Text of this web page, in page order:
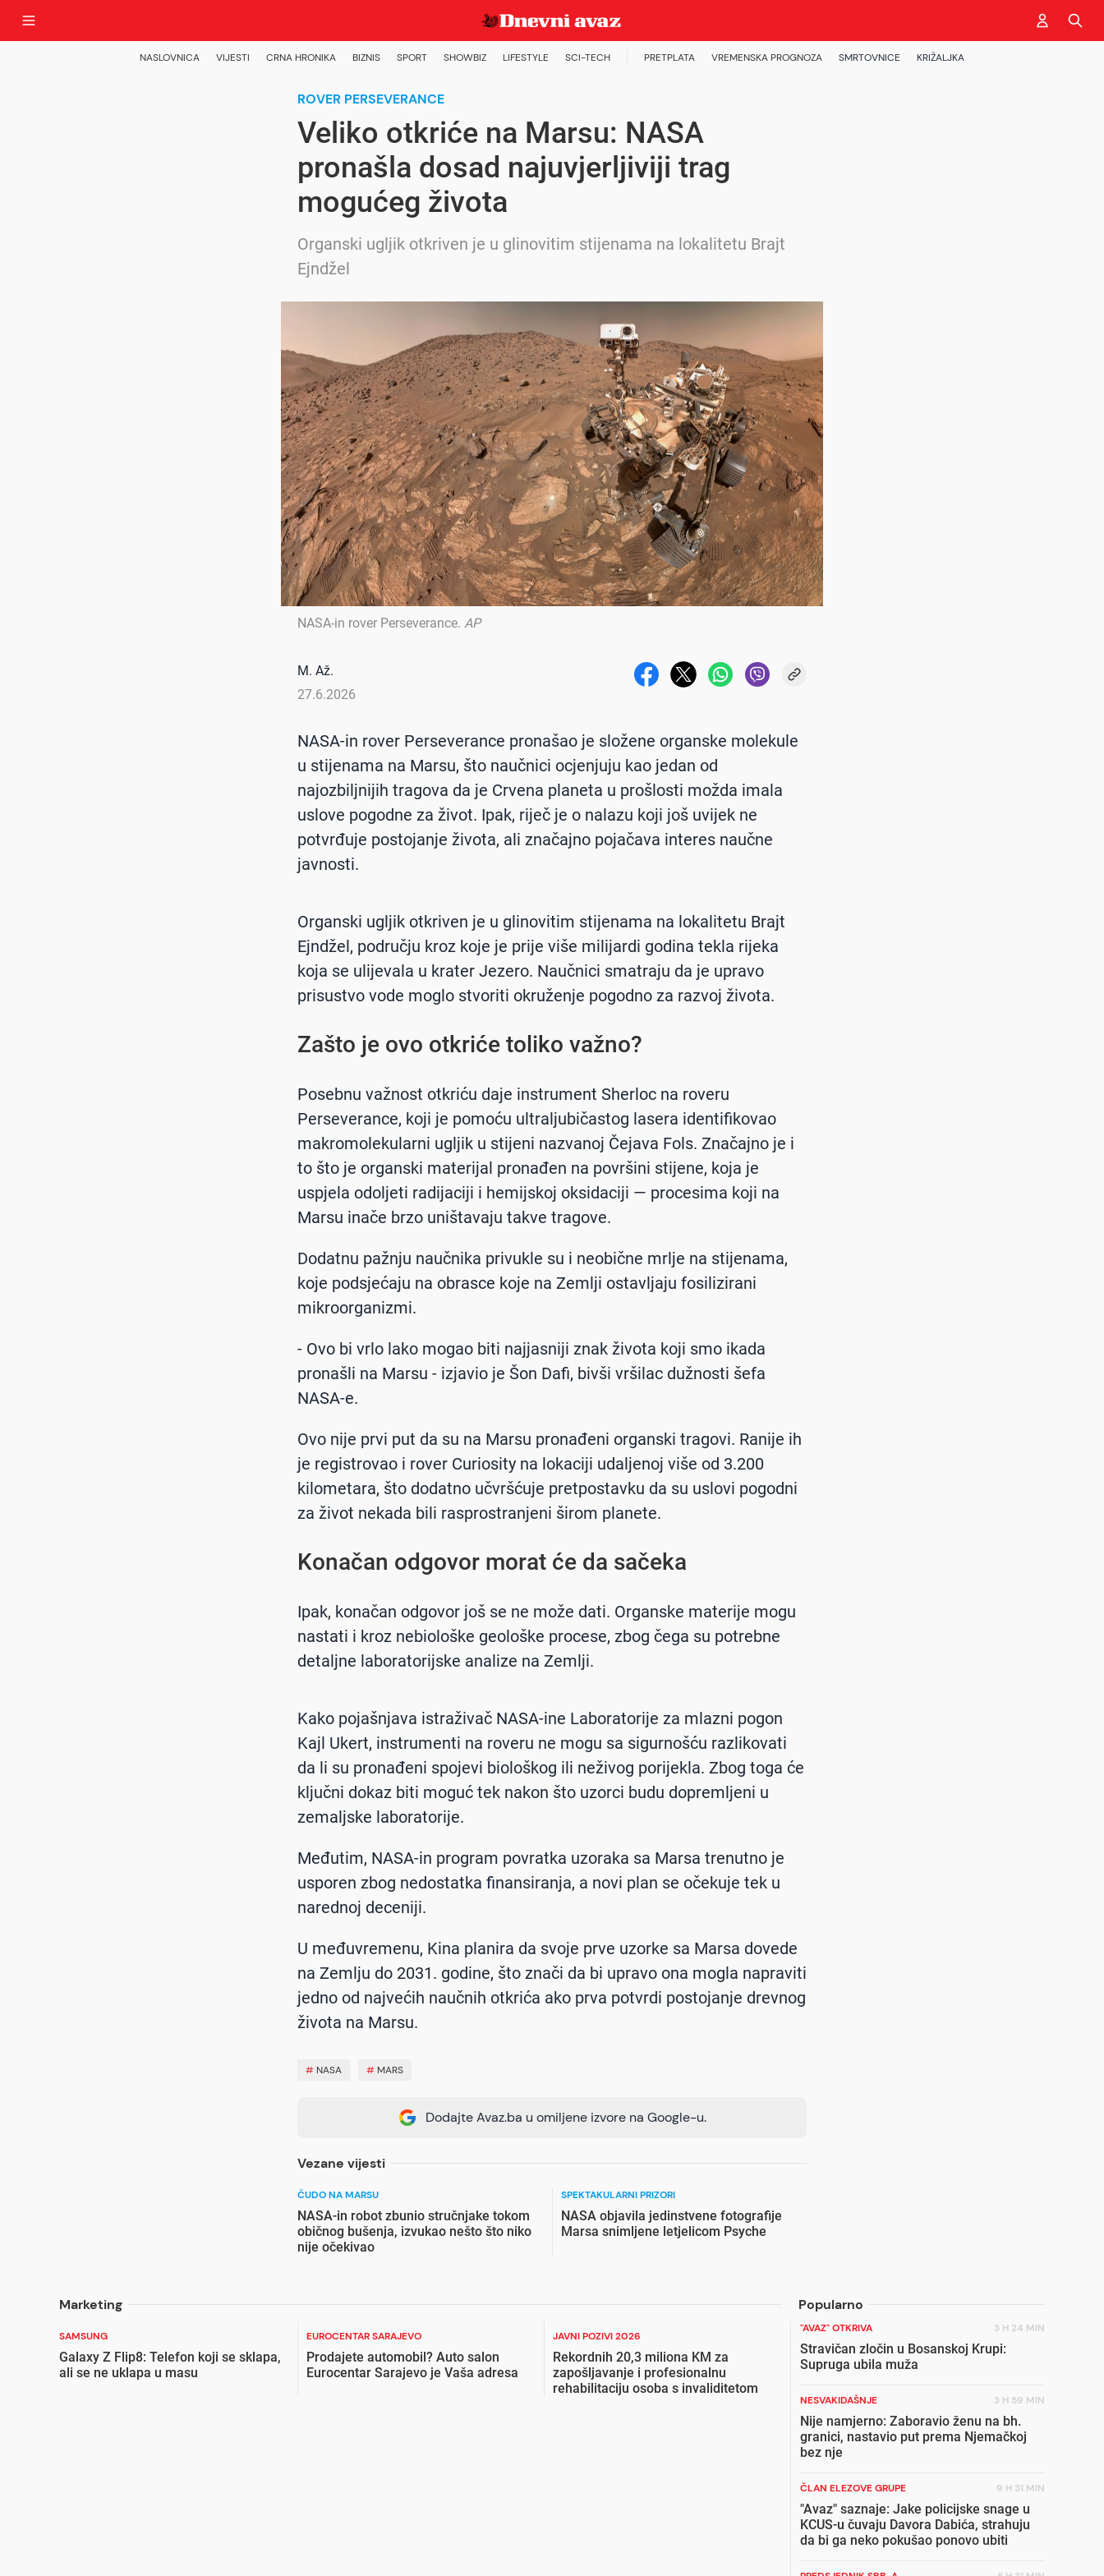
NASLOVNICA VIJESTI CRNA HRONIKA BIZNIS SPORT SHOWBIZ LIFESTYLE SCI-TECH PRETPLATA VREMENSKA PROGNOZA SMRTOVNICE KRIŽALJKA
ROVER PERSEVERANCE
Veliko otkriće na Marsu: NASA
pronašla dosad najuvjerljiviji trag
mogućeg života
Organski ugljik otkriven je u glinovitim stijenama na lokalitetu Brajt
Ejndžel
NASA-in rover Perseverance. AP
M. Až.
27.6.2026
NASA-in rover Perseverance pronašao je složene organske molekule
u stijenama na Marsu, što naučnici ocjenjuju kao jedan od
najozbiljnijih tragova da je Crvena planeta u prošlosti možda imala
uslove pogodne za život. Ipak, riječ je o nalazu koji još uvijek ne
potvrđuje postojanje života, ali značajno pojačava interes naučne
javnosti.
Organski ugljik otkriven je u glinovitim stijenama na lokalitetu Brajt
Ejndžel, području kroz koje je prije više milijardi godina tekla rijeka
koja se ulijevala u krater Jezero. Naučnici smatraju da je upravo
prisustvo vode moglo stvoriti okruženje pogodno za razvoj života.
Zašto je ovo otkriće toliko važno?
Posebnu važnost otkriću daje instrument Sherloc na roveru
Perseverance, koji je pomoću ultraljubičastog lasera identifikovao
makromolekularni ugljik u stijeni nazvanoj Čejava Fols. Značajno je i
to što je organski materijal pronađen na površini stijene, koja je
uspjela odoljeti radijaciji i hemijskoj oksidaciji — procesima koji na
Marsu inače brzo uništavaju takve tragove.
Dodatnu pažnju naučnika privukle su i neobične mrlje na stijenama,
koje podsjećaju na obrasce koje na Zemlji ostavljaju fosilizirani
mikroorganizmi.
- Ovo bi vrlo lako mogao biti najjasniji znak života koji smo ikada
pronašli na Marsu - izjavio je Šon Dafi, bivši vršilac dužnosti šefa
NASA-e.
Ovo nije prvi put da su na Marsu pronađeni organski tragovi. Ranije ih
je registrovao i rover Curiosity na lokaciji udaljenoj više od 3.200
kilometara, što dodatno učvršćuje pretpostavku da su uslovi pogodni
za život nekada bili rasprostranjeni širom planete.
Konačan odgovor morat će da sačeka
Ipak, konačan odgovor još se ne može dati. Organske materije mogu
nastati i kroz nebiološke geološke procese, zbog čega su potrebne
detaljne laboratorijske analize na Zemlji.
Kako pojašnjava istraživač NASA-ine Laboratorije za mlazni pogon
Kajl Ukert, instrumenti na roveru ne mogu sa sigurnošću razlikovati
da li su pronađeni spojevi biološkog ili neživog porijekla. Zbog toga će
ključni dokaz biti moguć tek nakon što uzorci budu dopremljeni u
zemaljske laboratorije.
Međutim, NASA-in program povratka uzoraka sa Marsa trenutno je
usporen zbog nedostatka finansiranja, a novi plan se očekuje tek u
narednoj deceniji.
U međuvremenu, Kina planira da svoje prve uzorke sa Marsa dovede
na Zemlju do 2031. godine, što znači da bi upravo ona mogla napraviti
jedno od najvećih naučnih otkrića ako prva potvrdi postojanje drevnog
života na Marsu.
# NASA # MARS
Dodajte Avaz.ba u omiljene izvore na Google-u.
Vezane vijesti
ČUDO NA MARSU
NASA-in robot zbunio stručnjake tokom
običnog bušenja, izvukao nešto što niko
nije očekivao
SPEKTAKULARNI PRIZORI
NASA objavila jedinstvene fotografije
Marsa snimljene letjelicom Psyche
Marketing Popularno
SAMSUNG
Galaxy Z Flip8: Telefon koji se sklapa,
ali se ne uklapa u masu
EUROCENTAR SARAJEVO
Prodajete automobil? Auto salon
Eurocentar Sarajevo je Vaša adresa
JAVNI POZIVI 2026
Rekordnih 20,3 miliona KM za
zapošljavanje i profesionalnu
rehabilitaciju osoba s invaliditetom
"AVAZ" OTKRIVA 3 H 24 MIN
Stravičan zločin u Bosanskoj Krupi:
Supruga ubila muža
NESVAKIDAŠNJE 3 H 59 MIN
Nije namjerno: Zaboravio ženu na bh.
granici, nastavio put prema Njemačkoj
bez nje
ČLAN ELEZOVE GRUPE 9 H 31 MIN
"Avaz" saznaje: Jake policijske snage u
KCUS-u čuvaju Davora Dabića, strahuju
da bi ga neko pokušao ponovo ubiti